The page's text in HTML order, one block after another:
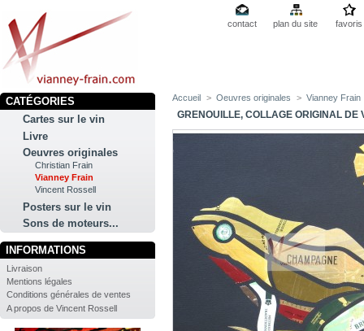
contact plan du site favoris
CATÉGORIES
Cartes sur le vin
Livre
Oeuvres originales
Christian Frain
Vianney Frain
Vincent Rossell
Posters sur le vin
Sons de moteurs...
INFORMATIONS
Livraison
Mentions légales
Conditions générales de ventes
A propos de Vincent Rossell
Accueil > Oeuvres originales > Vianney Frain
GRENOUILLE, COLLAGE ORIGINAL DE